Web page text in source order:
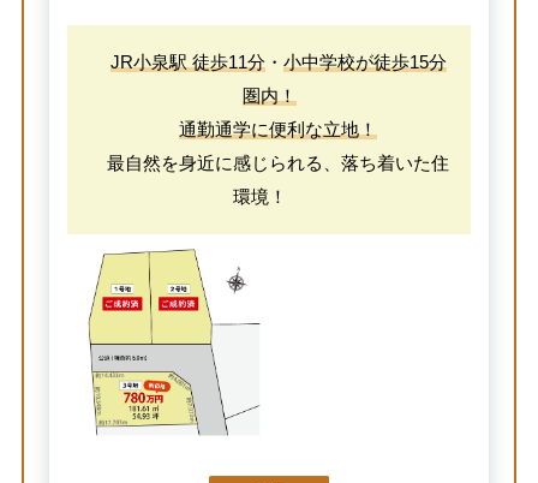
JR小泉駅 徒歩11分・ 小中学校が徒歩15分
圏内！
通勤通学に便利な立地！
最自然を身近に感じられる、落ち着いた住
環境！